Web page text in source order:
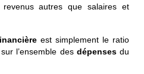
revenus autres que salaires et
est simplement le ratio
l’ensemble des dépensesdu